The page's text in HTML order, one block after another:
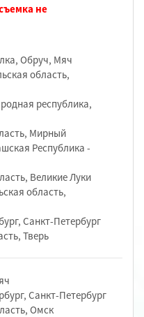
не
Обруч, Мяч
область,
республика,
Мирный
Республика -
Великие Луки
область,
Санкт-Петербург
Тверь
Санкт-Петербург
Омск